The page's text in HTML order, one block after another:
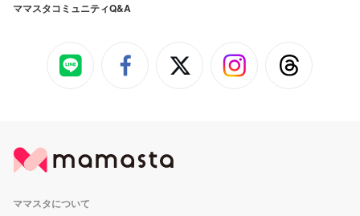
ママスタコミュニティQ&A
ママスタについて